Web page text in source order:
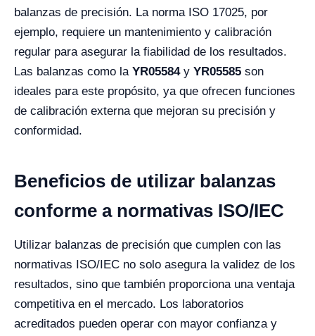
balanzas de precisión. La norma ISO 17025, por
ejemplo, requiere un mantenimiento y calibración
regular para asegurar la fiabilidad de los resultados.
Las balanzas como la YR05584y YR05585 son
ideales para este propósito, ya que ofrecen funciones
de calibración externa que mejoran su precisión y
conformidad.
Beneficios de utilizar balanzas
conforme a normativas ISO/IEC
Utilizar balanzas de precisión que cumplen con las
normativas ISO/IEC no solo asegura la validez de los
resultados, sino que también proporciona una ventaja
competitiva en el mercado. Los laboratorios
acreditados pueden operar con mayor confianza y